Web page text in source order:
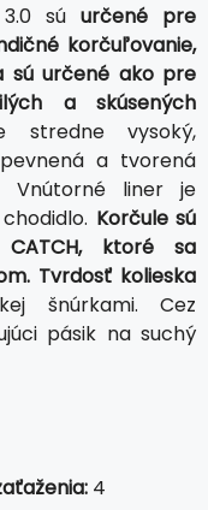
sú určené pre
korčuľovanie,
sú určené ako pre
a skúsených
stredne vysoký,
a tvorená
Vnútorné liner je
Korčule sú
ktoré sa
Tvrdosť kolieska
šnúrkami. Cez
pásik na suchý
4